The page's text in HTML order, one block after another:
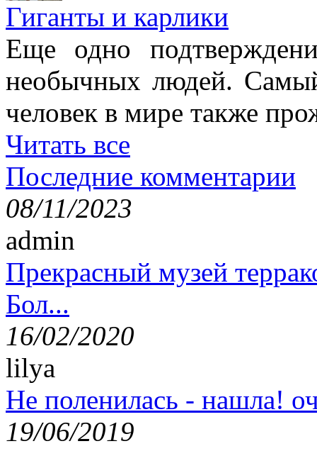
Гиганты и карлики
Еще одно
необычных людей.
человек в мире также
Читать все
Последние комментарии
08/11/2023
admin
Прекрасный музей
Бол...
16/02/2020
lilya
Не поленилась - нашла!
19/06/2019